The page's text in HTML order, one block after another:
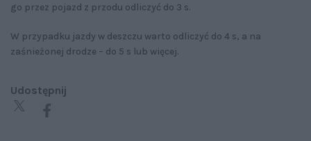
go przez pojazd z przodu odliczyć do 3 s.
W przypadku jazdy w deszczu warto odliczyć do 4 s, a na
zaśnieżonej drodze – do 5 s lub więcej.
Udostępnij